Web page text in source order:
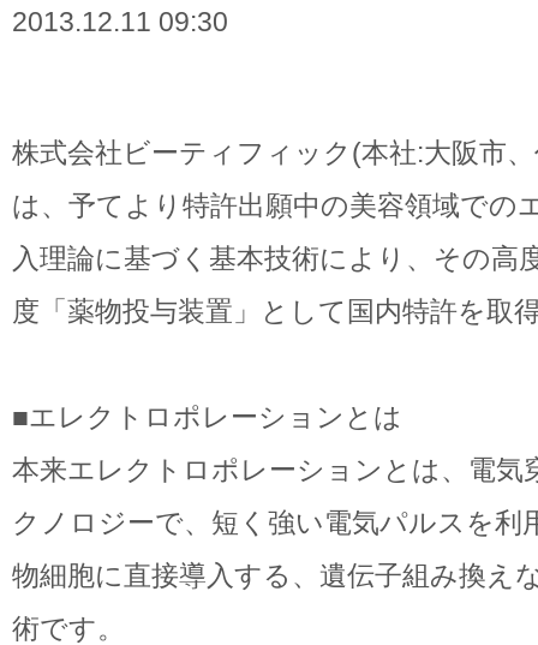
2013.12.11 09:30
株式会社ビーティフィック(本社:大阪市
は、予てより特許出願中の美容領域での
入理論に基づく基本技術により、その高
度「薬物投与装置」として国内特許を取
■エレクトロポレーションとは
本来エレクトロポレーションとは、電気
クノロジーで、短く強い電気パルスを利
物細胞に直接導入する、遺伝子組み換え
術です。